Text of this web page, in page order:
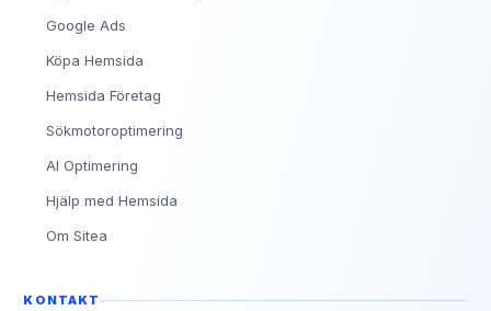
Google Ads
Köpa Hemsida
Hemsida Företag
Sökmotoroptimering
AI Optimering
Hjälp med Hemsida
Om Sitea
KONTAKT